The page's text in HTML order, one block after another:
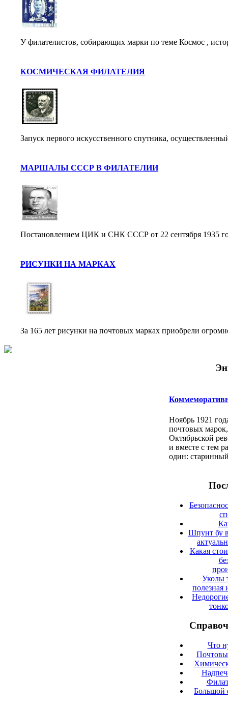
У филателистов, собирающих марки по теме Космос ,
КОСМИЧЕСКАЯ ФИЛАТЕЛИЯ
Запуск первого искусственного спутника,
МАРШАЛЫ СССР В ФИЛАТЕЛИИ
Постановлением ЦИК и СНК СССР от 22 сентября 1935
РИСУНКИ НА МАРКАХ
За 165 лет рисунки на почтовых марках приобрели
Ноябрь 1921
почтовых
Октябрьской
и вместе с тем
один:
Шпунт бу
Какая
Уколы
полезная
Что
Большой